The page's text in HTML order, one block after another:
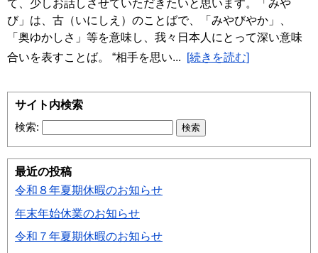
て、少しお話しさせていただきたいと思います。「みや
び」は、古（いにしえ）のことばで、「みやびやか」、
「奥ゆかしさ」等を意味し、我々日本人にとって深い意味
合いを表すことば。 “相手を思い...
[続きを読む]
サイト内検索
検索:
最近の投稿
令和８年夏期休暇のお知らせ
年末年始休業のお知らせ
令和７年夏期休暇のお知らせ